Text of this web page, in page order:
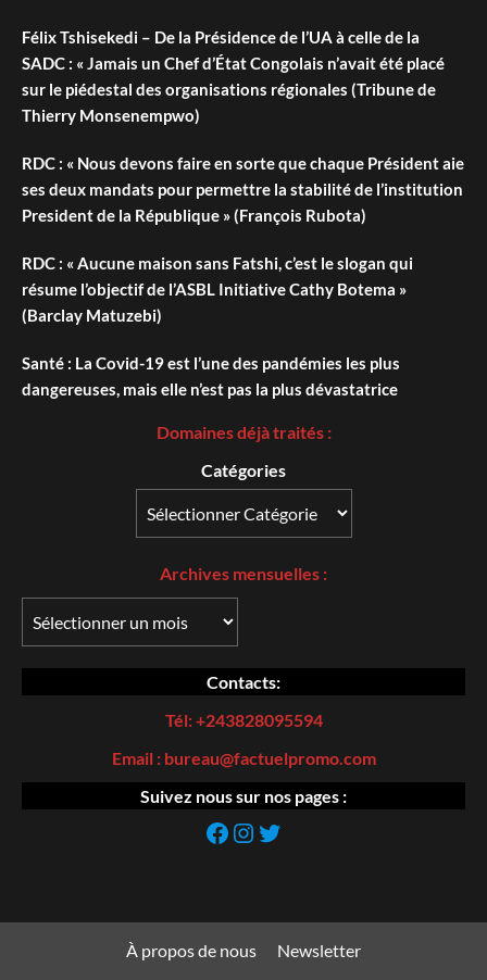
Félix Tshisekedi – De la Présidence de l’UA à celle de la
SADC : « Jamais un Chef d’État Congolais n’avait été placé
sur le piédestal des organisations régionales (Tribune de
Thierry Monsenempwo)
RDC : « Nous devons faire en sorte que chaque Président aie
ses deux mandats pour permettre la stabilité de l’institution
President de la République » (François Rubota)
RDC : « Aucune maison sans Fatshi, c’est le slogan qui
résume l’objectif de l’ASBL Initiative Cathy Botema »
(Barclay Matuzebi)
Santé : La Covid-19 est l’une des pandémies les plus
dangereuses, mais elle n’est pas la plus dévastatrice
Domaines déjà traités :
Catégories
Archives mensuelles :
Contacts:
Tél: +243828095594
Email : bureau@factuelpromo.com
Suivez nous sur nos pages :
https://web.facebook.com/Factuel-Promo-107185195044869/
Instagram
https://twitter.com/
À propos de nous Newsletter